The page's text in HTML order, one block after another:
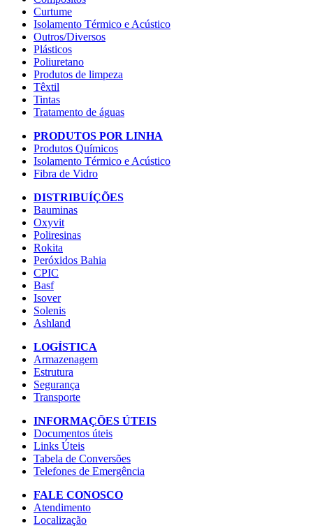
Curtume
Isolamento Térmico e Acústico
Outros/Diversos
Plásticos
Poliuretano
Produtos de limpeza
Têxtil
Tintas
Tratamento de águas
PRODUTOS POR LINHA
Produtos Químicos
Isolamento Térmico e Acústico
Fibra de Vidro
DISTRIBUÍÇÕES
Bauminas
Oxyvit
Poliresinas
Rokita
Peróxidos Bahia
CPIC
Basf
Isover
Solenis
Ashland
LOGÍSTICA
Armazenagem
Estrutura
Segurança
Transporte
INFORMAÇÕES ÚTEIS
Documentos úteis
Links Úteis
Tabela de Conversões
Telefones de Emergência
FALE CONOSCO
Atendimento
Localização